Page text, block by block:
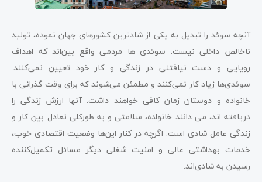
آنچه سوئد را تبدیل به یکی از شادترین کشورهای جهان نموده، تولید
ناخالص داخلی نیست. سوئدی ها مردمی واقع بین‌اند که اهداف
رویایی و دست نیافتنی در زندگی و کار خود تعیین نمی‌کنند.
سوئدی‌ها زیاد کار نمی‌کنند و مطمئن می‌شوند که برای وقت گذرانی با
خانواده و دوستان زمان کافی خواهند داشت. آنها ارزش زندگی را
دریافته اند، می دانند خانواده، سلامتی و به طورکلی تعادل بین کار و
زندگی عامل شادی است. اگرچه در کنار این‌ها وضعیت اقتصادی خوب،
خدمات بهداشتی عالی و امنیت شغلی دیگر مسائل تکمیل‌کننده
رسیدن به شادی‌اند.